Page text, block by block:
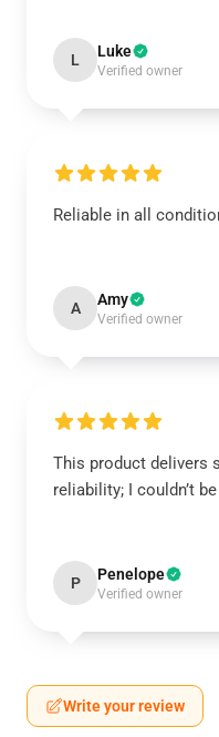
L Luke
Verified owner
Reliable in all
A Amy
Verified owner
This product delivers
reliability; I couldn’t
P Penelope
Verified owner
Write your review